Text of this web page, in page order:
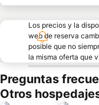
Los precios y la
web de reserva
posible que no
la misma oferta que
Preguntas
Otros